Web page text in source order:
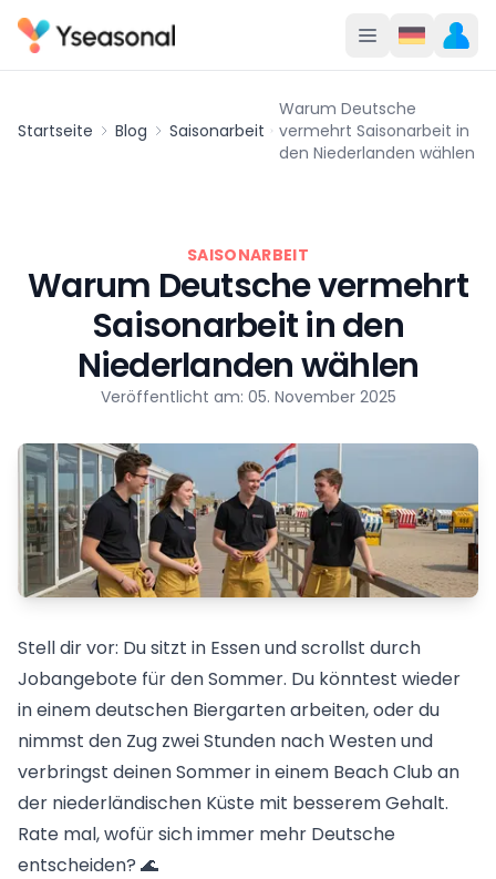
Startseite Blog Saisonarbeit
Warum Deutsche
vermehrt Saisonarbeit in
den Niederlanden wählen
SAISONARBEIT
Warum Deutsche vermehrt
Saisonarbeit in den
Niederlanden wählen
Veröffentlicht am: 05. November 2025
Stell dir vor: Du sitzt in Essen und scrollst durch
Jobangebote für den Sommer. Du könntest wieder
in einem deutschen Biergarten arbeiten, oder du
nimmst den Zug zwei Stunden nach Westen und
verbringst deinen Sommer in einem Beach Club an
der niederländischen Küste mit besserem Gehalt.
Rate mal, wofür sich immer mehr Deutsche
entscheiden? 🌊